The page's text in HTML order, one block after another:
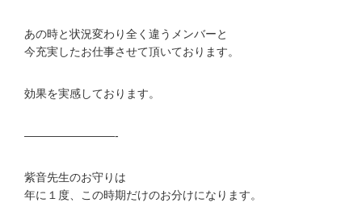
あの時と状況変わり全く違うメンバーと
今充実したお仕事させて頂いております。
効果を実感しております。
————————-
紫音先生のお守りは
年に１度、この時期だけのお分けになります。